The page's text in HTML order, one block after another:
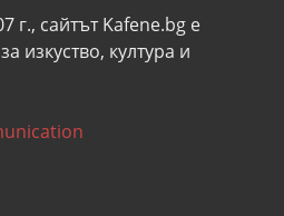
г., сайтът Kafene.bg e
изкуство, култура и